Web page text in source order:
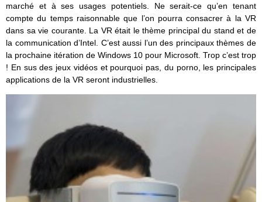
marché et à ses usages potentiels. Ne serait-ce qu’en tenant
compte du temps raisonnable que l’on pourra consacrer à la VR
dans sa vie courante. La VR était le thème principal du stand et de
la communication d’Intel. C’est aussi l’un des principaux thèmes de
la prochaine itération de Windows 10 pour Microsoft. Trop c’est trop
! En sus des jeux vidéos et pourquoi pas, du porno, les principales
applications de la VR seront industrielles.